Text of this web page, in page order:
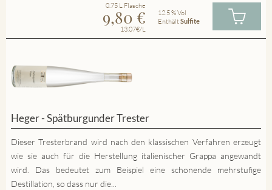
0.75 L Flasche
9,80 €
13.07€/L
12.5 % Vol
EnthältSulfite
Heger - Spätburgunder Trester
Dieser Tresterbrand wird nach den klassischen Verfahren erzeugt
wie sie auch für die Herstellung italienischer Grappa angewandt
wird. Das bedeutet zum Beispiel eine schonende mehrstufige
Destillation, so dass nur die...